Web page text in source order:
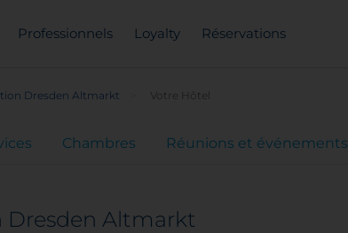
Professionnels Loyalty Réservations
Dresden Altmarkt Votre Hôtel
Chambres Réunions et événements
Dresden Altmarkt